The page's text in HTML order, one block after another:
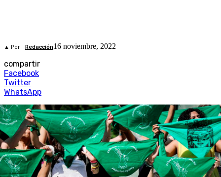
▲ Por Redacción16 noviembre, 2022
compartir
Facebook
Twitter
WhatsApp